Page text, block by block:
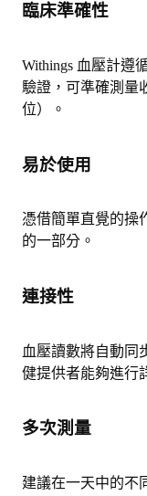
臨床準確性
Withings 血壓計遵
驗證，可準確測量
位）。
易於使用
憑借簡單直覺的操
的一部分。
連接性
血壓讀數將自動同
健提供者能夠進行
多次測量
建議在一天中的不